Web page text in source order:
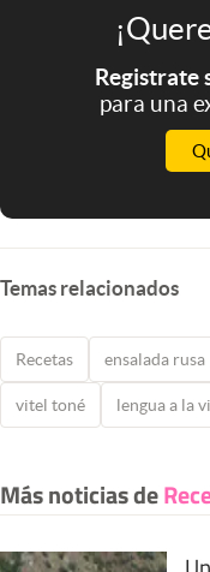
Registrate
para una
Temas relacionados
Recetas ensalada rusa
vitel toné lengua a la
Más noticias de